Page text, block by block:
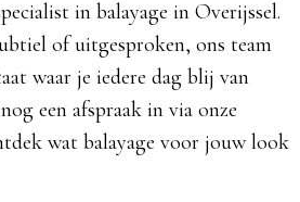
in balayage in Overijssel.
of uitgesproken, ons team
waar je iedere dag blij van
een afspraak in via onze
wat balayage voor jouw look